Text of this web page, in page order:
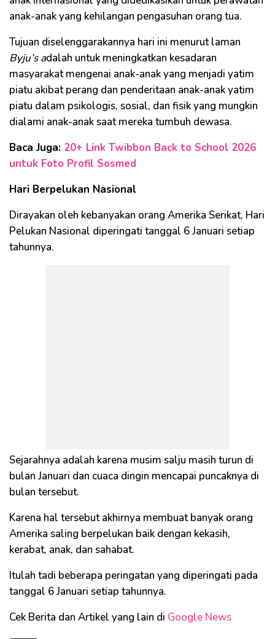
anak-anak yang kehilangan pengasuhan orang tua.
Tujuan diselenggarakannya hari ini menurut laman
Byju’s adalah untuk meningkatkan kesadaran
masyarakat mengenai anak-anak yang menjadi yatim
piatu akibat perang dan penderitaan anak-anak yatim
piatu dalam psikologis, sosial, dan fisik yang mungkin
dialami anak-anak saat mereka tumbuh dewasa.
Baca Juga: 20+ Link Twibbon Back to School 2026
untuk Foto Profil Sosmed
Hari Berpelukan Nasional
Dirayakan oleh kebanyakan orang Amerika Serikat, Hari
Pelukan Nasional diperingati tanggal 6 Januari setiap
tahunnya.
Sejarahnya adalah karena musim salju masih turun di
bulan Januari dan cuaca dingin mencapai puncaknya di
bulan tersebut.
Karena hal tersebut akhirnya membuat banyak orang
Amerika saling berpelukan baik dengan kekasih,
kerabat, anak, dan sahabat.
Itulah tadi beberapa peringatan yang diperingati pada
tanggal 6 Januari setiap tahunnya.
Cek Berita dan Artikel yang lain di Google News